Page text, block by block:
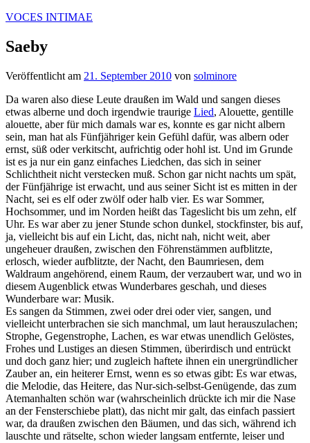
Zum
springen
VOCES INTIMAE
Saeby
Veröffentlicht am 21. September 2010 von solminore
Da waren also diese Leute draußen im Wald und sangen dieses
etwas alberne und doch irgendwie traurige Lied, Alouette, gentille
alouette, aber für mich damals war es, konnte es gar nicht albern
sein, man hat als Fünfjähriger kein Gefühl dafür, was albern oder
ernst, süß oder verkitscht, aufrichtig oder hohl ist. Und im Grunde
ist es ja nur ein ganz einfaches Liedchen, das sich in seiner
Schlichtheit nicht verstecken muß. Schon gar nicht nachts um spät,
der Fünfjährige ist erwacht, und aus seiner Sicht ist es mitten in der
Nacht, sei es elf oder zwölf oder halb vier. Es war Sommer,
Hochsommer, und im Norden heißt das Tageslicht bis um zehn, elf
Uhr. Es war aber zu jener Stunde schon dunkel, stockfinster, bis auf,
ja, vielleicht bis auf ein Licht, das, nicht nah, nicht weit, aber
ungeheuer draußen, zwischen den Föhrenstämmen aufblitzte,
erlosch, wieder aufblitzte, der Nacht, den Baumriesen, dem
Waldraum angehörend, einem Raum, der verzaubert war, und wo in
diesem Augenblick etwas Wunderbares geschah, und dieses
Wunderbare war: Musik.
Es sangen da Stimmen, zwei oder drei oder vier, sangen, und
vielleicht unterbrachen sie sich manchmal, um laut herauszulachen;
Strophe, Gegenstrophe, Lachen, es war etwas unendlich Gelöstes,
Frohes und Lustiges an diesen Stimmen, überirdisch und entrückt
und doch ganz hier; und zugleich haftete ihnen ein unergründlicher
Zauber an, ein heiterer Ernst, wenn es so etwas gibt: Es war etwas,
die Melodie, das Heitere, das Nur-sich-selbst-Genügende, das zum
Atemanhalten schön war (wahrscheinlich drückte ich mir die Nase
an der Fensterschiebe platt), das nicht mir galt, das einfach passiert
war, da draußen zwischen den Bäumen, und das sich, während ich
lauschte und rätselte, schon wieder langsam entfernte, leiser und